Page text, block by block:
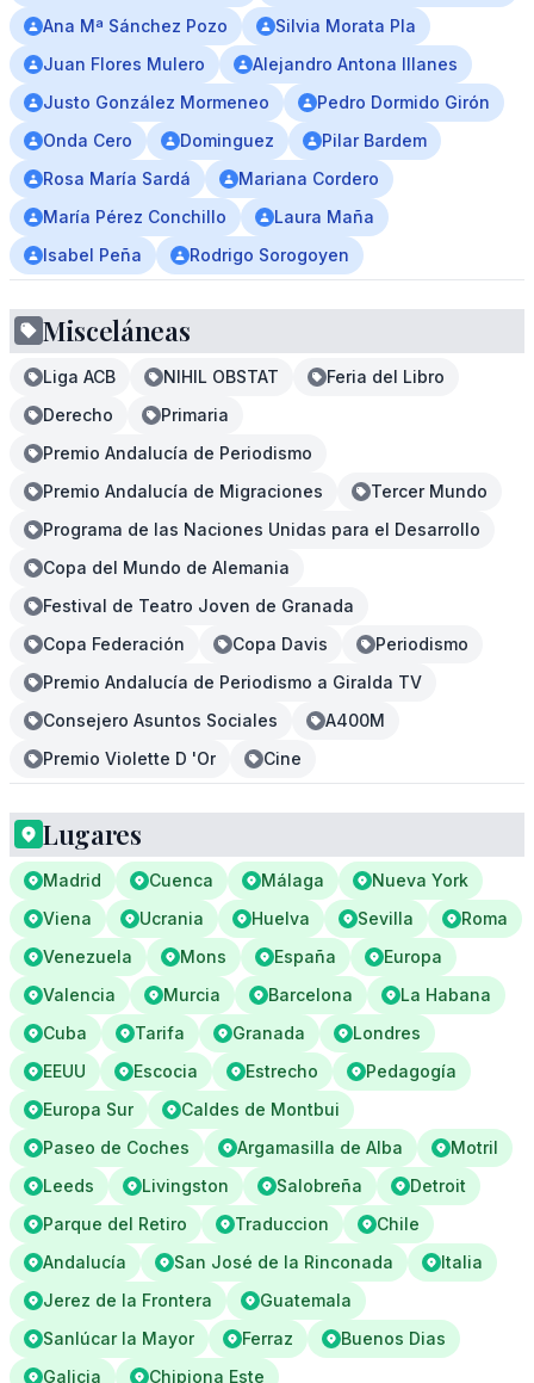
Ana Mª Sánchez Pozo
Silvia Morata Pla
Juan Flores Mulero
Alejandro Antona Illanes
Justo González Mormeneo
Pedro Dormido Girón
Onda Cero
Dominguez
Pilar Bardem
Rosa María Sardá
Mariana Cordero
María Pérez Conchillo
Laura Maña
Isabel Peña
Rodrigo Sorogoyen
Misceláneas
Liga ACB NIHIL OBSTAT
Feria del Libro
Derecho
Primaria
Premio Andalucía de Periodismo
Premio Andalucía de Migraciones
Tercer Mundo
Programa de las Naciones Unidas para el Desarrollo
Copa del Mundo de Alemania
Festival de Teatro Joven de Granada
Copa Federación
Copa Davis
Periodismo
Premio Andalucía de Periodismo a Giralda TV
Consejero Asuntos Sociales
A400M
Premio Violette D 'Or
Cine
Lugares
Madrid Cuenca Málaga
Nueva York
Viena
Ucrania Huelva Sevilla
Roma
Venezuela
Mons España
Europa
Valencia
Murcia Barcelona
La Habana
Cuba
Tarifa Granada
Londres
EEUU
Escocia Estrecho
Pedagogía
Europa Sur
Caldes de Montbui
Paseo de Coches
Argamasilla de Alba
Motril
Leeds
Livingston Salobreña
Detroit
Parque del Retiro
Traduccion
Chile
Andalucía
San José de la Rinconada
Italia
Jerez de la Frontera
Guatemala
Sanlúcar la Mayor
Ferraz
Buenos Dias
Galicia
Chipiona Este